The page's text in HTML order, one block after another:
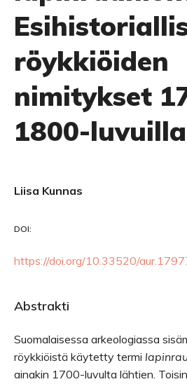
röykkiöiden
nimitykset
1800-luvuilla
Liisa Kunnas
DOI:
https://doi.org/10.33520/
Abstrakti
Suomalaisessa arkeologiassa
röykkiöistä käytetty termi
ainakin 1700-luvulta lähtien.